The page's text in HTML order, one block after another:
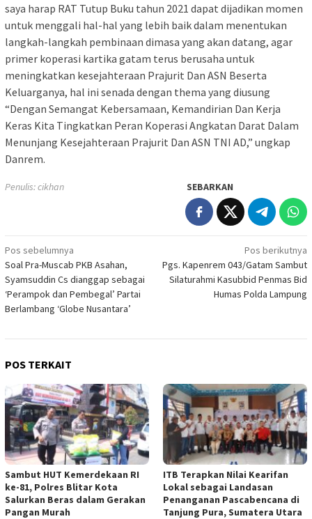
saya harap RAT Tutup Buku tahun 2021 dapat dijadikan momen
untuk menggali hal-hal yang lebih baik dalam menentukan
langkah-langkah pembinaan dimasa yang akan datang, agar
primer koperasi kartika gatam terus berusaha untuk
meningkatkan kesejahteraan Prajurit Dan ASN Beserta
Keluarganya, hal ini senada dengan thema yang diusung
“Dengan Semangat Kebersamaan, Kemandirian Dan Kerja
Keras Kita Tingkatkan Peran Koperasi Angkatan Darat Dalam
Menunjang Kesejahteraan Prajurit Dan ASN TNI AD,” ungkap
Danrem.
Penulis: cikhan SEBARKAN
Navigasi
pos
Pos sebelumnya
Soal Pra-Muscab PKB Asahan,
Syamsuddin Cs dianggap sebagai
‘Perampok dan Pembegal’ Partai
Berlambang ‘Globe Nusantara’
Pos berikutnya
Pgs. Kapenrem 043/Gatam Sambut
Silaturahmi Kasubbid Penmas Bid
Humas Polda Lampung
POS TERKAIT
Sambut HUT Kemerdekaan RI
ke-81, Polres Blitar Kota
Salurkan Beras dalam Gerakan
Pangan Murah
ITB Terapkan Nilai Kearifan
Lokal sebagai Landasan
Penanganan Pascabencana di
Tanjung Pura, Sumatera Utara